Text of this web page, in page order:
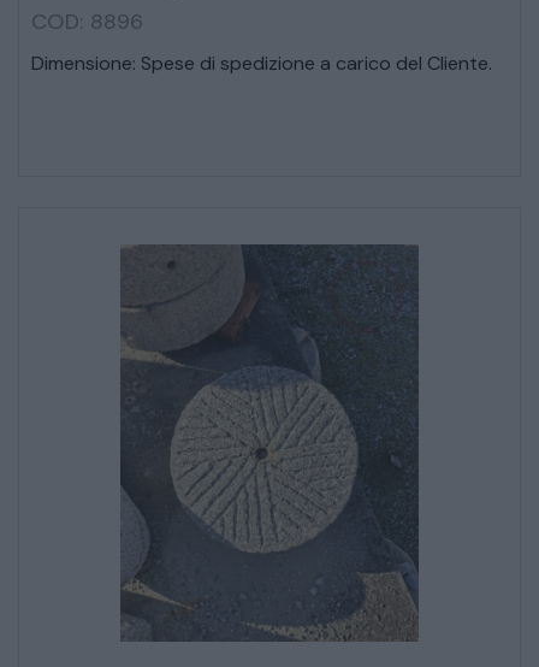
COD: 8896
Dimensione: Spese di spedizione a carico del Cliente.